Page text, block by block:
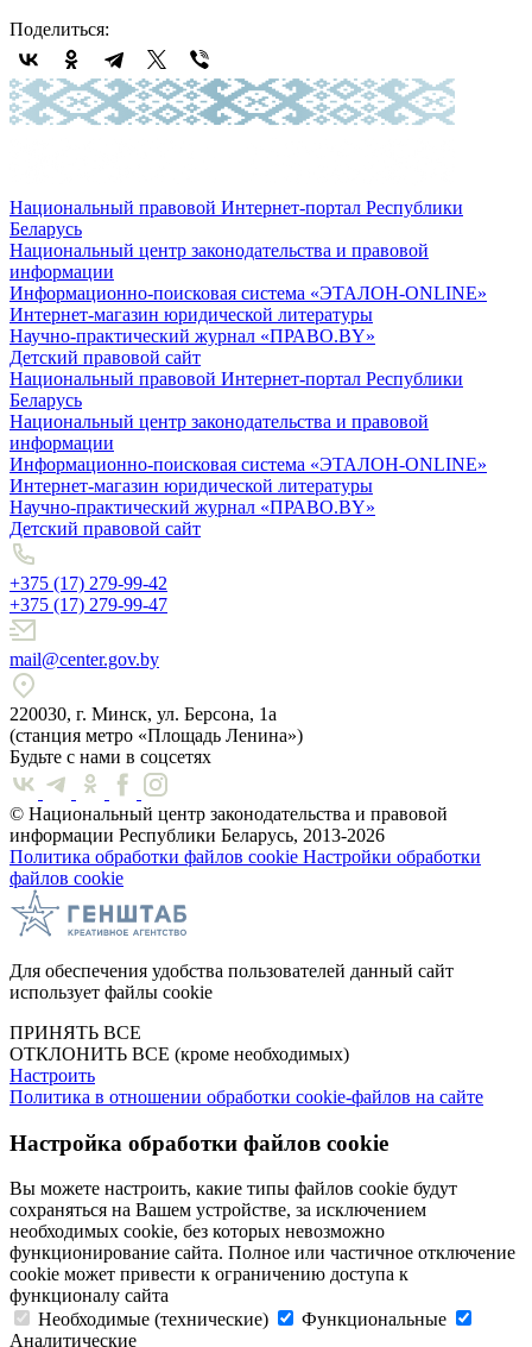
Поделиться:
Национальный правовой Интернет-портал Республики
Беларусь
Национальный центр законодательства и правовой
информации
Информационно-поисковая система «ЭТАЛОН-ONLINE»
Интернет-магазин юридической литературы
Научно-практический журнал «ПРАВО.BY»
Детский правовой сайт
Национальный правовой Интернет-портал Республики
Беларусь
Национальный центр законодательства и правовой
информации
Информационно-поисковая система «ЭТАЛОН-ONLINE»
Интернет-магазин юридической литературы
Научно-практический журнал «ПРАВО.BY»
Детский правовой сайт
+375 (17) 279-99-42
+375 (17) 279-99-47
mail@center.gov.by
220030, г. Минск, ул. Берсона, 1а
(станция метро «Площадь Ленина»)
Будьте с нами в соцсетях
© Национальный центр законодательства и правовой
информации Республики Беларусь, 2013-2026
Политика обработки файлов cookie Настройки обработки
файлов cookie
Для обеспечения удобства пользователей данный сайт
использует файлы cookie
ПРИНЯТЬ ВСЕ
ОТКЛОНИТЬ ВСЕ (кроме необходимых)
Настроить
Политика в отношении обработки cookie-файлов на сайте
Настройка обработки файлов cookie
Вы можете настроить, какие типы файлов cookie будут
сохраняться на Вашем устройстве, за исключением
необходимых cookie, без которых невозможно
функционирование сайта. Полное или частичное отключение
cookie может привести к ограничению доступа к
функционалу сайта
Необходимые (технические)
Функциональные
Аналитические